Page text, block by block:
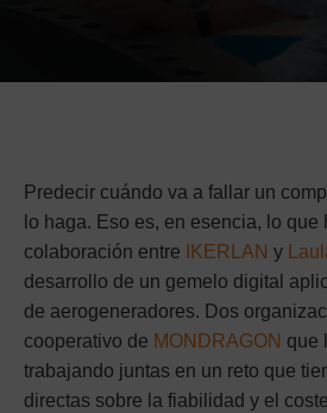
Predecir cuándo va a fallar un
lo haga. Eso es, en esencia, lo
colaboración entre
IKERLAN y
desarrollo de un gemelo digital
de aerogeneradores. Dos
cooperativo de MONDRAGON que
trabajando juntas en un reto que
directas sobre la fiabilidad y el